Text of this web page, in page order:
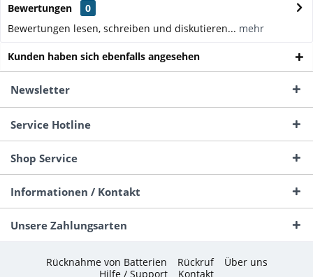
Bewertungen
0
Bewertungen lesen, schreiben und diskutieren... mehr
Kunden haben sich ebenfalls angesehen
Newsletter
Service Hotline
Shop Service
Informationen / Kontakt
Unsere Zahlungsarten
Rücknahme von Batterien Rückruf
Über uns
Hilfe / Support
Kontakt